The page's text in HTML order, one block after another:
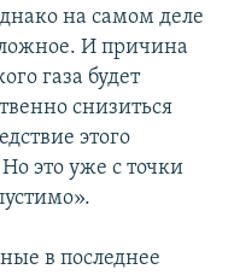
на самом деле
И причина
газа будет
снизиться
этого
это уже с точки
в последнее